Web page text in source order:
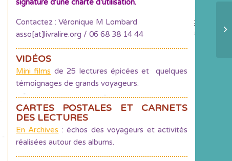
signature d'une charte d'utilisation.
Contactez : Véronique M Lombard
asso[at]livralire.org / 06 68 38 14 44
VIDÉOS
Mini films de 25 lectures épicées et quelques
témoignages de grands voyageurs.
CARTES POSTALES ET CARNETS
DES LECTURES
En Archives : échos des voyageurs et activités
réalisées autour des albums.